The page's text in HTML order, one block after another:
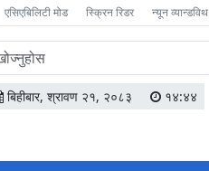
एसिएबिलिटी मोड स्क्रिन रिडर न्यून व्यान्डविथ
बिहीबार, श्रावण २१, २०८३ १४:४४